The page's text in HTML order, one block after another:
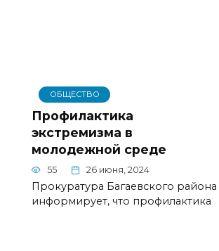
ОБЩЕСТВО
Профилактика
экстремизма в
молодежной среде
55 26 июня, 2024
Прокуратура Багаевского района
информирует, что профилактика